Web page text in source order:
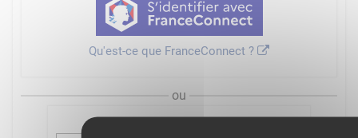
Qu'est-ce que FranceConnect ?
ou